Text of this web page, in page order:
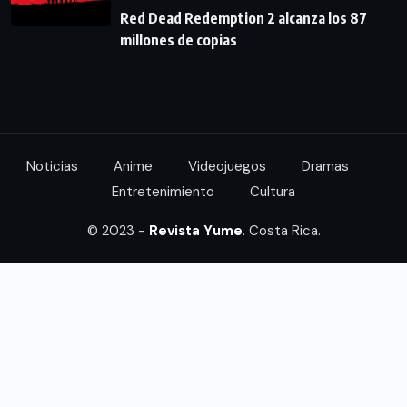
Red Dead Redemption 2 alcanza los 87
millones de copias
Noticias Anime Videojuegos
Dramas
Entretenimiento
Cultura
© 2023 - Revista Yume. Costa Rica.